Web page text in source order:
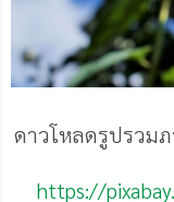
ดาวโหลดรูปรวม
https://